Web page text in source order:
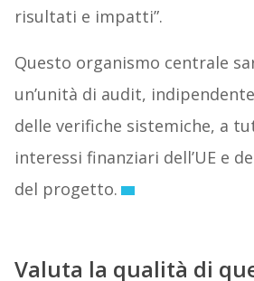
risultati e impatti”.
Questo organismo centrale
un’unità di audit,
delle verifiche sistemiche, a
interessi finanziari dell’UE e
del progetto.
Valuta la qualità di